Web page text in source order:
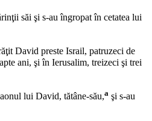
săi şi s-au îngropat în cetatea lui
David preste Israil, patruzeci de
ani, şi în Ierusalim, treizeci şi trei
lui David, tătâne-său,a şi s-au